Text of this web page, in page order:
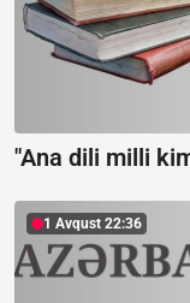
"Ana dili milli
1 Avqust 22:36